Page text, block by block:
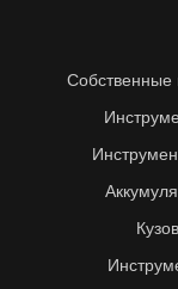
Собственные